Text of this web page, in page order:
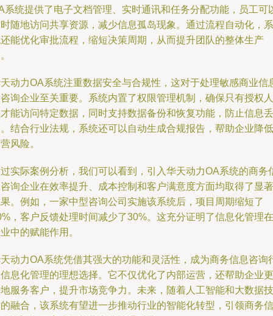
系统提供了电子文档管理、实时通讯和任务分配功能，员工可
随地访问共享资源，减少信息孤岛现象。通过流程自动化，系
能优化审批流程，缩短决策周期，从而提升团队的整体生产
动力OA系统注重数据安全与合规性，这对于处理敏感商业信
询企业至关重要。系统内置了权限管理机制，确保只有授权人
能访问特定数据，同时支持数据备份和恢复功能，防止信息丢
结合行业法规，系统还可以自动生成合规报告，帮助企业降低
风险。
实际案例分析，我们可以看到，引入华天动力OA系统的商务
询企业在效率提升、成本控制和客户满意度方面均取得了显著
。例如，一家中型咨询公司实施该系统后，项目周期缩短了
，客户反馈处理时间减少了30%。这充分证明了信息化管理在
中的赋能作用。
动力OA系统凭借其强大的功能和灵活性，成为商务信息咨询
息化管理的理想选择。它不仅优化了内部运营，还帮助企业更
服务客户，提升市场竞争力。未来，随着人工智能和大数据技
融合，该系统有望进一步推动行业的智能化转型，引领商务信